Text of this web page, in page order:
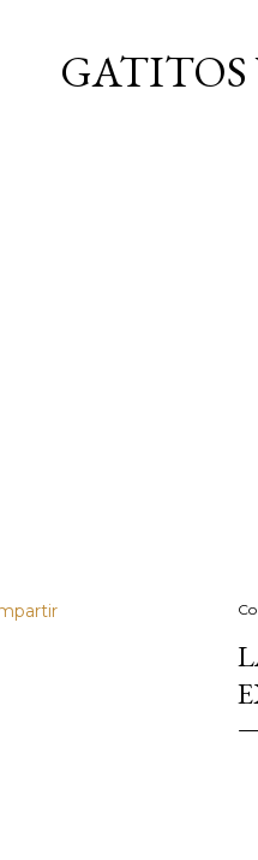
GATITOS